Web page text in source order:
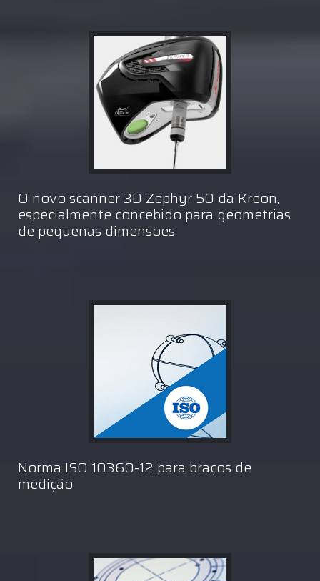
O novo scanner 3D Zephyr 50 da Kreon,
especialmente concebido para geometrias
de pequenas dimensões
Norma ISO 10360-12 para braços de
medição